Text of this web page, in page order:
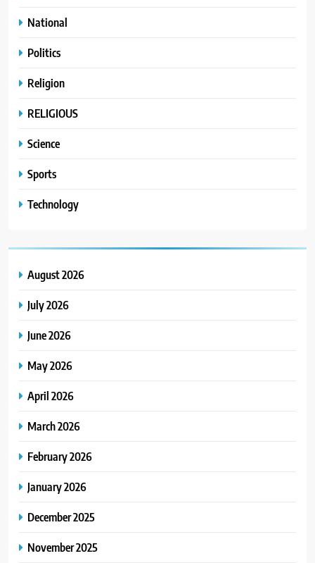
National
Politics
Religion
RELIGIOUS
Science
Sports
Technology
August 2026
July 2026
June 2026
May 2026
April 2026
March 2026
February 2026
January 2026
December 2025
November 2025